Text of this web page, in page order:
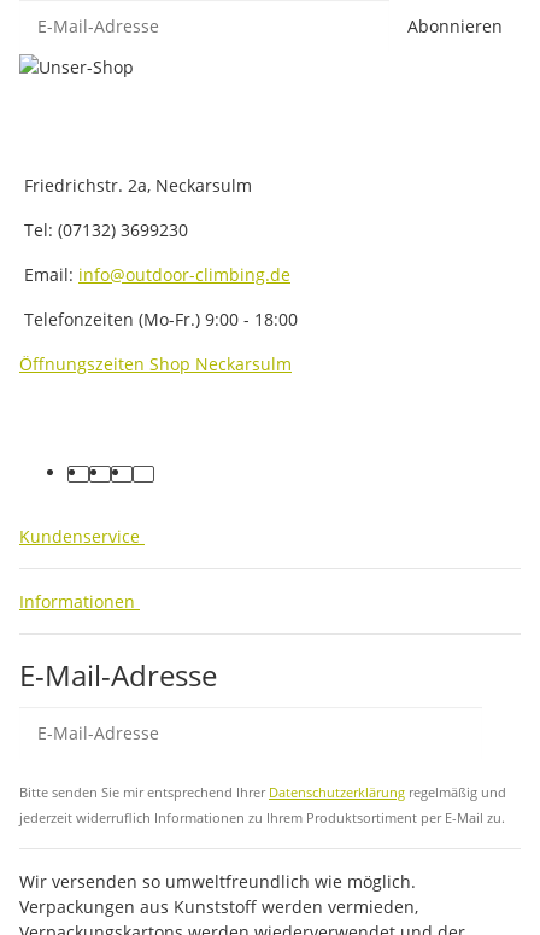
Abonnieren
Friedrichstr. 2a, Neckarsulm
Tel: (07132) 3699230
Email: info@outdoor-climbing.de
Telefonzeiten (Mo-Fr.) 9:00 - 18:00
Öffnungszeiten Shop Neckarsulm
facebook
youtube
instagram
tiktok
Kundenservice
Informationen
E-Mail-Adresse
Bitte senden Sie mir entsprechend Ihrer Datenschutzerklärung regelmäßig und
jederzeit widerruflich Informationen zu Ihrem Produktsortiment per E-Mail zu.
Wir versenden so umweltfreundlich wie möglich.
Verpackungen aus Kunststoff werden vermieden,